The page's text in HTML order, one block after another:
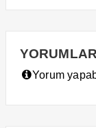
Yorum